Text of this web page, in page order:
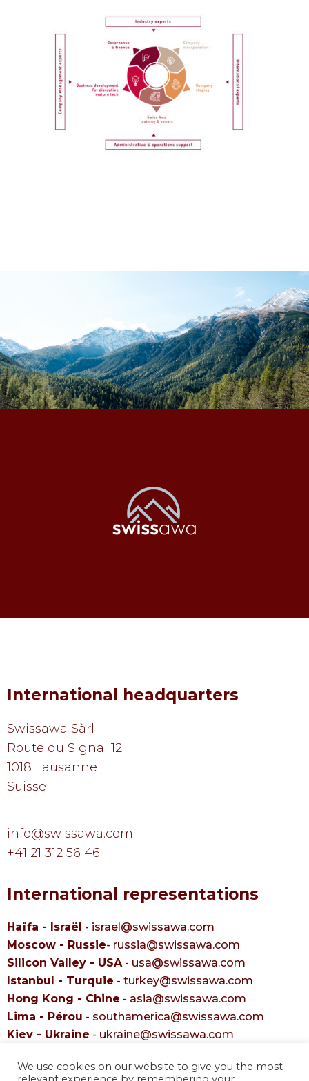
International headquarters
Swissawa Sàrl
Route du Signal 12
1018 Lausanne
Suisse
info@swissawa.com
+41 21 312 56 46
International representations
Haïfa - Israël - israel@swissawa.com
Moscow - Russie- russia@swissawa.com
Silicon Valley - USA - usa@swissawa.com
Istanbul - Turquie - turkey@swissawa.com
Hong Kong - Chine - asia@swissawa.com
Lima - Pérou - southamerica@swissawa.com
Kiev - Ukraine - ukraine@swissawa.com
Johannesburg - Afrique -africa@swissawa.com
We use cookies on our website to give you the most